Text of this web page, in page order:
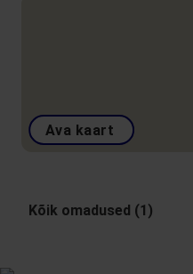
Ava kaart
Kõik omadused (1)